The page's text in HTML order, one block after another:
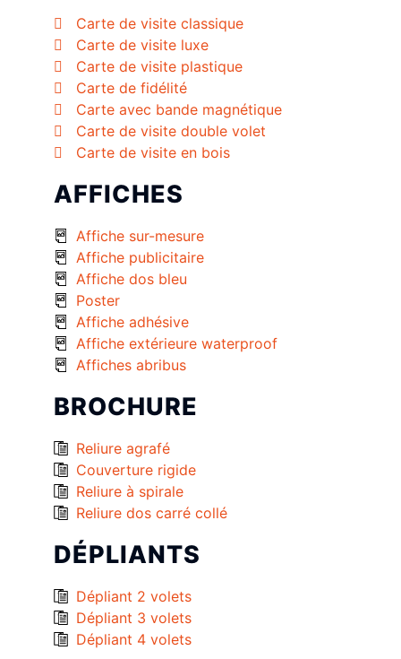
Carte de visite classique
Carte de visite luxe
Carte de visite plastique
Carte de fidélité
Carte avec bande magnétique
Carte de visite double volet
Carte de visite en bois
AFFICHES
Affiche sur-mesure
Affiche publicitaire
Affiche dos bleu
Poster
Affiche adhésive
Affiche extérieure waterproof
Affiches abribus
BROCHURE
Reliure agrafé
Couverture rigide
Reliure à spirale
Reliure dos carré collé
DÉPLIANTS
Dépliant 2 volets
Dépliant 3 volets
Dépliant 4 volets